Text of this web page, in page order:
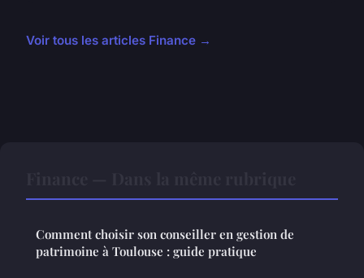
Voir tous les articles Finance →
Comment choisir son conseiller en gestion de
patrimoine à Toulouse : guide pratique